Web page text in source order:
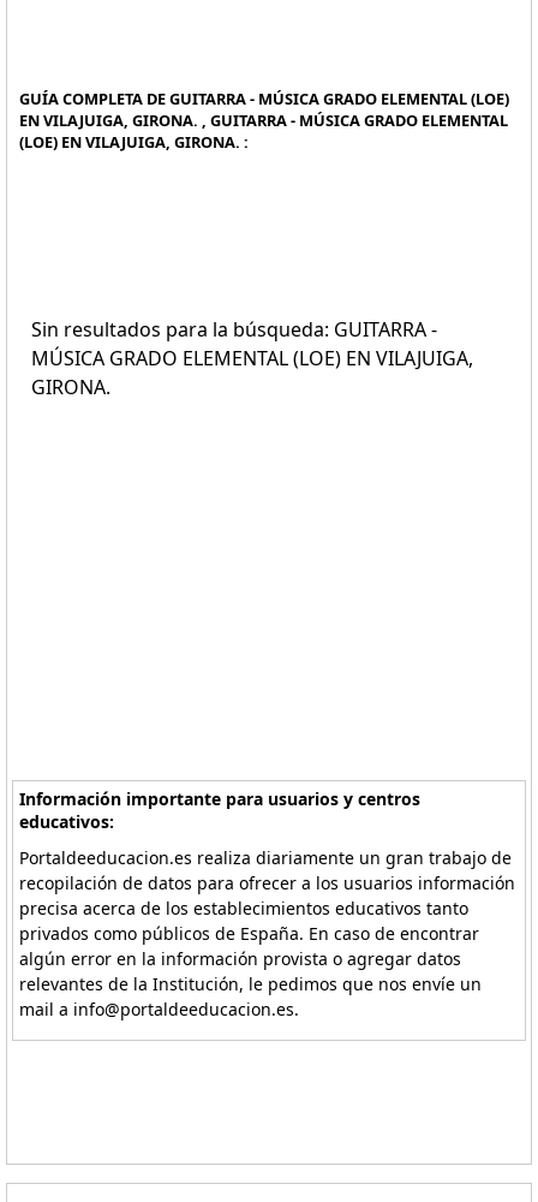
GUÍA COMPLETA DE GUITARRA - MÚSICA GRADO ELEMENTAL (LOE)
EN VILAJUIGA, GIRONA. , GUITARRA - MÚSICA GRADO ELEMENTAL
(LOE) EN VILAJUIGA, GIRONA. :
Sin resultados para la búsqueda: GUITARRA -
MÚSICA GRADO ELEMENTAL (LOE) EN VILAJUIGA,
GIRONA.
Información importante para usuarios y centros
educativos:
Portaldeeducacion.es realiza diariamente un gran trabajo de
recopilación de datos para ofrecer a los usuarios información
precisa acerca de los establecimientos educativos tanto
privados como públicos de España. En caso de encontrar
algún error en la información provista o agregar datos
relevantes de la Institución, le pedimos que nos envíe un
mail a info@portaldeeducacion.es.